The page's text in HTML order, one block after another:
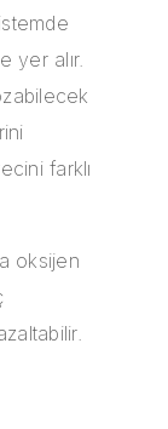
yer alır.
farklı
oksijen